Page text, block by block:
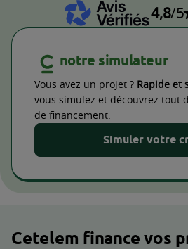
notre simulateur
Vous avez un projet ? Rapide et
vous simulez et découvrez tout
de financement.
Simuler votre
4,8/5
Note
Cetelem finance vos